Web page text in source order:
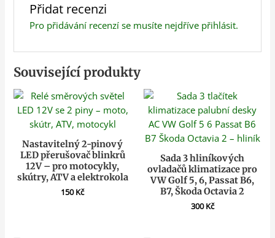
Přidat recenzi
Pro přidávání recenzí se musíte nejdříve přihlásit.
Související produkty
Nastavitelný 2-pinový
LED přerušovač blinkrů
12V – pro motocykly,
skútry, ATV a elektrokola
150Kč
Sada 3 hliníkových
ovladačů klimatizace pro
VW Golf 5, 6, Passat B6,
B7, Škoda Octavia 2
300Kč